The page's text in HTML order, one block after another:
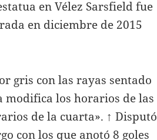
en Vélez Sarsfield fue
en diciembre de 2015
gris con las rayas sentado
modifica los horarios de las
de la cuarta». ↑ Disputó
con los que anotó 8 goles